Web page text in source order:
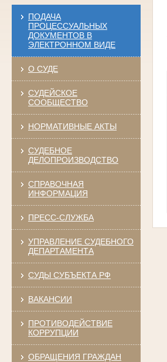
ПОДАЧА
ПРОЦЕССУАЛЬНЫХ
ДОКУМЕНТОВ В
ЭЛЕКТРОННОМ ВИДЕ
О СУДЕ
СУДЕЙСКОЕ
СООБЩЕСТВО
НОРМАТИВНЫЕ АКТЫ
СУДЕБНОЕ
ДЕЛОПРОИЗВОДСТВО
СПРАВОЧНАЯ
ИНФОРМАЦИЯ
ПРЕСС-СЛУЖБА
УПРАВЛЕНИЕ СУДЕБНОГО
ДЕПАРТАМЕНТА
СУДЫ СУБЪЕКТА РФ
ВАКАНСИИ
ПРОТИВОДЕЙСТВИЕ
КОРРУПЦИИ
ОБРАЩЕНИЯ ГРАЖДАН